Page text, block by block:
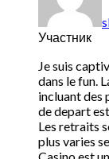
Участник
Je suis
dans le fun.
incluant des
de depart
Les retraits
plus varies